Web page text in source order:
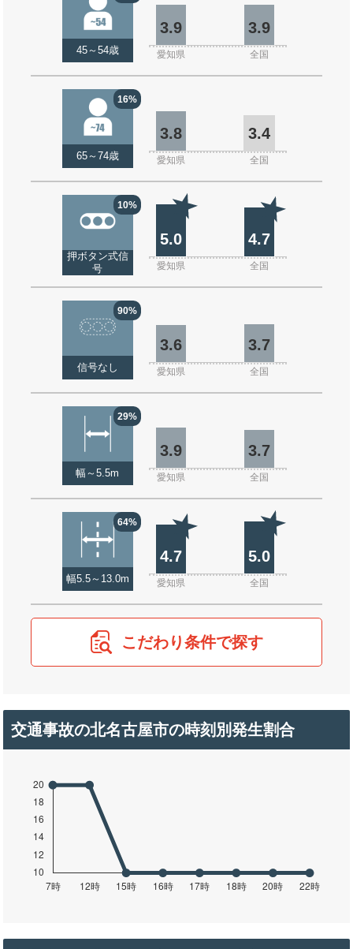
45～54歳
3.9 3.9
愛知県 全国
16%
65～74歳
3.8 3.4
愛知県 全国
10%
押ボタン式信
号
5.0 4.7
愛知県 全国
90%
信号なし
3.6 3.7
愛知県 全国
29%
幅～5.5m
3.9 3.7
愛知県 全国
64%
幅5.5～13.0m
4.7 5.0
愛知県 全国
こだわり条件で探す
交通事故の北名古屋市の時刻別発生割合